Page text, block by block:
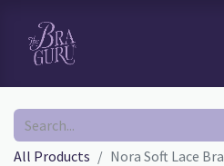
All Products Nora Soft Lace Bra